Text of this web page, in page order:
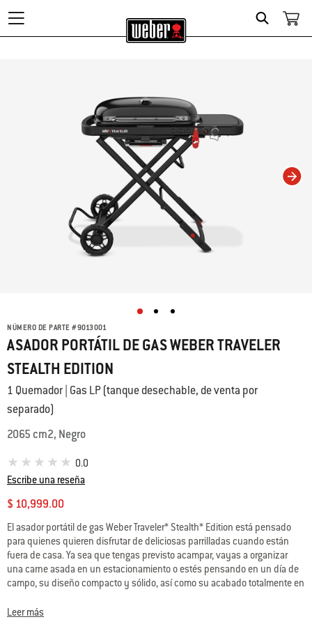
Search
NÚMERO DE PARTE #9013001
ASADOR PORTÁTIL DE GAS WEBER TRAVELER
STEALTH EDITION
1 Quemador | Gas LP (tanque desechable, de venta por
separado)
2065 cm2, Negro
0.0
Escribe una reseña
$ 10,999.00
El asador portátil de gas Weber Traveler* Stealth* Edition está pensado
para quienes quieren disfrutar de deliciosas parrilladas cuando están
fuera de casa. Ya sea que tengas previsto acampar, vayas a organizar
una carne asada en un estacionamiento o estés pensando en un día de
campo, su diseño compacto y sólido, así como su acabado totalmente en
instalación hasta el almacenamiento. Saborea cada paso del viaje
Leer más